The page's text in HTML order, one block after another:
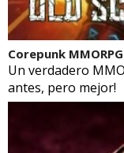
Corepunk MMORPG
Un verdadero
antes, pero mejor!